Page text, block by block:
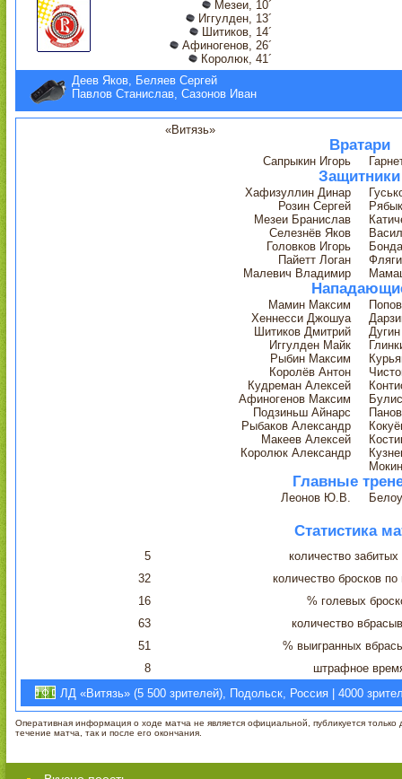
Мезеи, 10´
Иггулден, 13´
Шитиков, 14´
Афиногенов, 26´
Королюк, 41´
Деев Яков, Беляев Сергей
Павлов Станислав, Сазонов Иван
«Витязь»
Вратари
Сапрыкин Игорь
Защитники
Хафизуллин Динар
Розин Сергей
Мезеи Бранислав
Селезнёв Яков
Головков Игорь
Пайетт Логан
Малевич Владимир
Мамин Максим
Хеннесси Джошуа
Шитиков Дмитрий
Иггулден Майк
Рыбин Максим
Королёв Антон
Кудреман Алексей
Афиногенов Максим
Подзиньш Айнарс
Рыбаков Александр
Макеев Алексей
Королюк Александр
Главные
Леонов Ю.В.
Статистика
5
количество
32
количество бросков по
16
% голевых
63
количество
51
% выигранных
8
штрафное
ЛД «Витязь» (5 500 зрителей), Подольск, Россия | 4000
Оперативная информация о ходе матча не является официальной, публикуется только
течение матча, так и после его окончания.